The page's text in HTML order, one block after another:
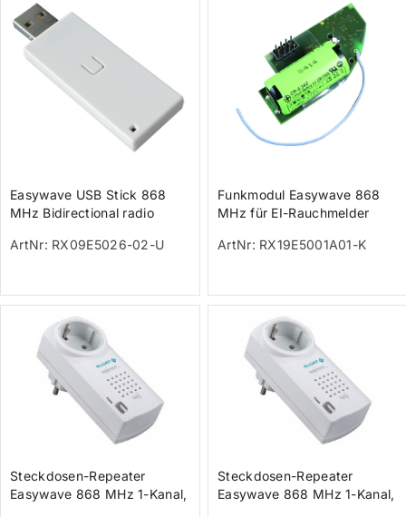
Easywave USB Stick 868
MHz Bidirectional radio
ArtNr: RX09E5026-02-U
Funkmodul Easywave 868
MHz für EI-Rauchmelder
ArtNr: RX19E5001A01-K
Steckdosen-Repeater
Easywave 868 MHz 1-Kanal,
Steckdosen-Repeater
Easywave 868 MHz 1-Kanal,